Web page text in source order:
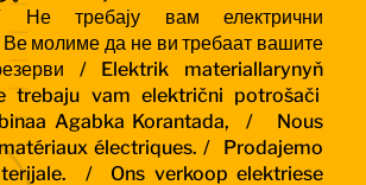
Не требају вам електрични
Ве молиме да не ви требаат вашите
/ Elektrik materiallarynyň
trebaju vam električni potrošači
Agabka Korantada, /
Nous
électriques. /
Prodajemo
/
Ons verkoop elektriese